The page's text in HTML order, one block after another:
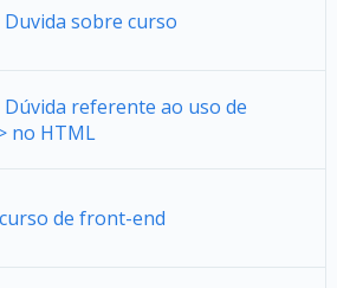
sobre curso
referente ao uso de
no HTML
de front-end